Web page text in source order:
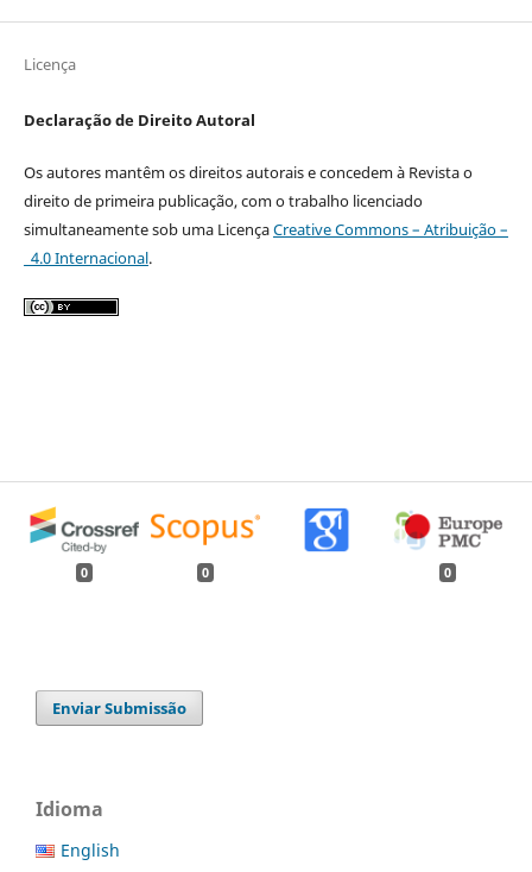
Licença
Declaração de Direito Autoral
Os autores mantêm os direitos autorais e concedem à Revista o
direito de primeira publicação, com o trabalho licenciado
simultaneamente sob uma LicençaCreative Commons – Atribuição –
4.0 Internacional.
0 0 0
Enviar Submissão
Idioma
English